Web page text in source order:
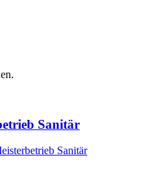
Sanitär
Sanitär